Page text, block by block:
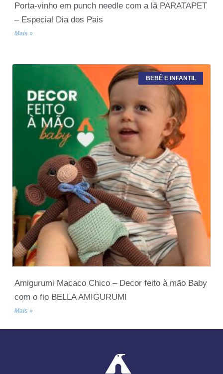
Porta-vinho em punch needle com a lã PARATAPET
– Especial Dia dos Pais
Mais »
BEBÊ E INFANTIL
Amigurumi Macaco Chico – Decor feito à mão Baby
com o fio BELLA AMIGURUMI
Mais »